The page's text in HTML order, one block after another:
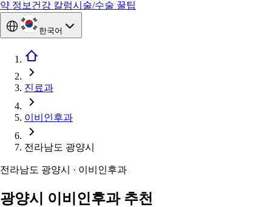
약 정보 건강 칼럼시술/수술 꿀팁
한국어
진료과
이비인후과
전라남도 광양시
전라남도 광양시 · 이비인후과
광양시 이비인후과 추천